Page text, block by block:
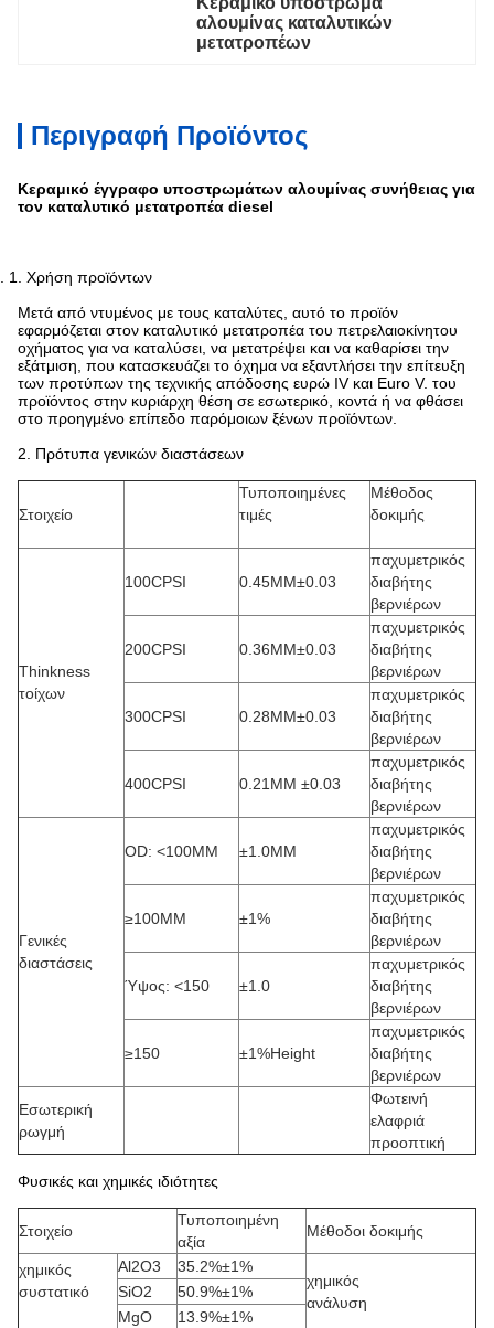
αλουμίνας καταλυτικών
μετατροπέων
Περιγραφή Προϊόντος
Κεραμικό έγγραφο υποστρωμάτων αλουμίνας συνήθειας για
τον καταλυτικό μετατροπέα diesel
1. Χρήση προϊόντων
Μετά από ντυμένος με τους καταλύτες, αυτό το προϊόν
εφαρμόζεται στον καταλυτικό μετατροπέα του πετρελαιοκίνητου
οχήματος για να καταλύσει, να μετατρέψει και να καθαρίσει την
εξάτμιση, που κατασκευάζει το όχημα να εξαντλήσει την επίτευξη
των προτύπων της τεχνικής απόδοσης ευρώ IV και Euro V. του
προϊόντος στην κυριάρχη θέση σε εσωτερικό, κοντά ή να φθάσει
στο προηγμένο επίπεδο παρόμοιων ξένων προϊόντων.
2. Πρότυπα γενικών διαστάσεων
Στοιχείο
Τυποποιημένες
τιμές
Μέθοδος
δοκιμής
Thinkness
τοίχων
100CPSI 0.45MM±0.03
παχυμετρικός
διαβήτης
βερνιέρων
200CPSI 0.36MM±0.03
παχυμετρικός
διαβήτης
βερνιέρων
300CPSI 0.28MM±0.03
παχυμετρικός
διαβήτης
βερνιέρων
400CPSI 0.21MM ±0.03
παχυμετρικός
διαβήτης
βερνιέρων
Γενικές
διαστάσεις
OD: <100MM ±1.0MM
παχυμετρικός
διαβήτης
βερνιέρων
≥100MM ±1%
παχυμετρικός
διαβήτης
βερνιέρων
Ύψος: <150 ±1.0
παχυμετρικός
διαβήτης
βερνιέρων
≥150 ±1%Height
παχυμετρικός
διαβήτης
βερνιέρων
Εσωτερική
ρωγμή
Φωτεινή
ελαφριά
προοπτική
Φυσικές και χημικές ιδιότητες
Στοιχείο
Τυποποιημένη
αξία
Μέθοδοι δοκιμής
χημικός
συστατικό
Al2O3
35.2%±1%
χημικός
ανάλυση
SiO2
50.9%±1%
MgO
13.9%±1%